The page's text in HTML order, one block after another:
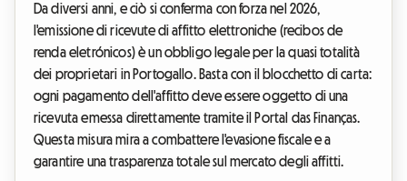
Da diversi anni, e ciò si conferma con forza nel 2026,
l'emissione di ricevute di affitto elettroniche (recibos de
renda eletrónicos) è un obbligo legale per la quasi totalità
dei proprietari in Portogallo. Basta con il blocchetto di carta:
ogni pagamento dell'affitto deve essere oggetto di una
ricevuta emessa direttamente tramite il Portal das Finanças.
Questa misura mira a combattere l'evasione fiscale e a
garantire una trasparenza totale sul mercato degli affitti.